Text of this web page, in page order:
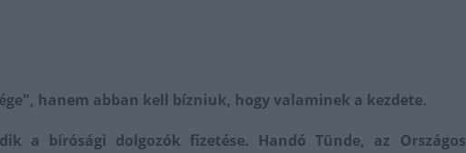
hanem abban kell bízniuk, hogy valaminek a kezdete.
a bírósági dolgozók fizetése. Handó Tünde, az Országos